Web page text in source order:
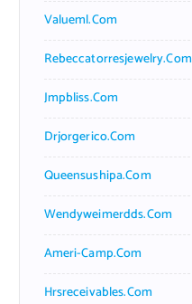
Valueml.com
Rebeccatorresjewelry.com
Jmpbliss.com
Drjorgerico.com
Queensushipa.com
Wendyweimerdds.com
Ameri-Camp.com
Hrsreceivables.com